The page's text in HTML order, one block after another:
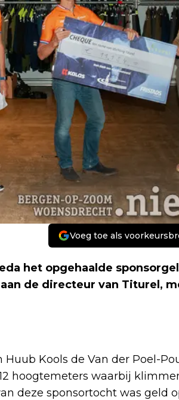
Voeg toe als
het opgehaalde
de directeur van Titurel,
Kools de Van der Poel-
hoogtemeters waarbij
deze sponsortocht was geld